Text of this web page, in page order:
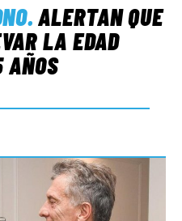
. ALERTAN QUE
LA EDAD